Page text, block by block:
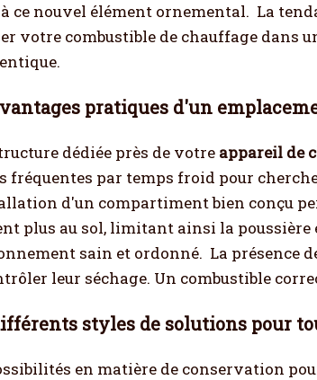
ce nouvel élément ornemental. La
votre combustible de chauffage dans
pratiques d'un
dédiée près de votre appareil de
fréquentes par temps froid pour
d'un compartiment bien conçu
plus au sol, limitant ainsi la
sain et ordonné. La présence
leur séchage. Un combustible
styles de solutions pour
en matière de conservation